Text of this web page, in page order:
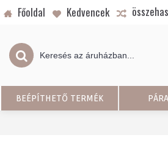
Főoldal Kedvencek
BEÉPÍTHETŐ TERMÉK